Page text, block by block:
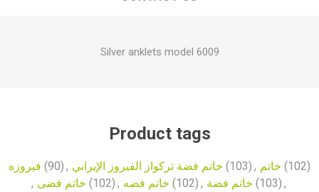
Silver anklets model 6009
Product tags
فیروزه (90) , خاتم فضة تركواز الفيروز الإيراني (103) , خاتم (102)
, خاتم فضی (102) , خاتم فضه (102) , خاتم فضة (103) ,